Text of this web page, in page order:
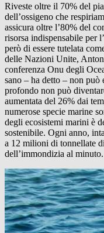
Riveste oltre il 70% del
dell’ossigeno che
assicura oltre l’80% del
risorsa indispensabile per
però di essere tutelata
delle Nazioni Unite,
conferenza Onu degli
sano – ha detto – non può
profondo non può
aumentata del 26% dai
numerose specie marine
degli ecosistemi marini è
sostenibile. Ogni anno,
a 12 milioni di tonnellate
dell’immondizia al minuto.